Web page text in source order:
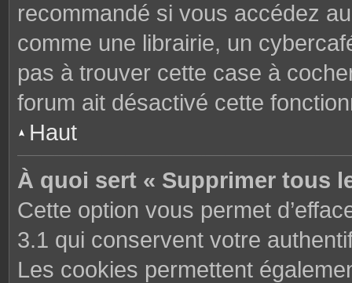
recommandé si vous accédez
comme une librairie, un
pas à trouver cette case à
forum ait désactivé cette
Haut
À quoi sert « Supprimer tous
Cette option vous permet
3.1 qui conservent votre
Les cookies permettent